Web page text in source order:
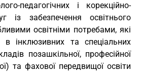
педагогічних і корекційно-
із забезпечення освітнього
освітніми потребами, які
в інклюзивних та спеціальних
позашкільної, професійної
та фахової передвищої освіти